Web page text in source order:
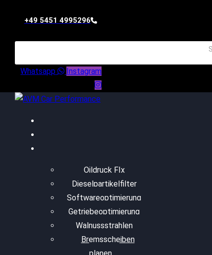
+49 5451 4995296
Whatsapp Instagram
Oildruck FIx
Dieselpartikelfilter
Softwareoptimierung
Getriebeoptimierung
Walnussstrahlen
Bremsscheiben